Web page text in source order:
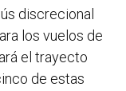
discrecional
los vuelos de
el trayecto
de estas